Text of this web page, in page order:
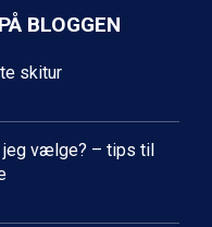
BLOGGEN
skitur
jeg vælge? – tips til